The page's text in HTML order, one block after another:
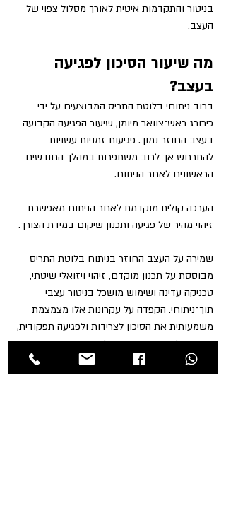
בניטור והתקדמות איטית לאורך מסלול צפוי של
העצב.
מה שיעור הסיכון לפגיעה
בעצב?
ברוב ניתוחי בלוטת התריס המבוצעים על ידי
כירורג ראש־צוואר מיומן, שיעור הפגיעה הקבועה
בעצב החוזר נמוך. פגיעות זמניות עשויות
להתרחש אך לרוב משתפרות במהלך החודשים
הראשונים לאחר הניתוח.
הערכה קולית מוקדמת לאחר הניתוח מאפשרת
זיהוי מהיר של פגיעה ותכנון שיקום במידת הצורך.
שמירה על העצב החוזר בניתוח בלוטת התריס
מבוססת על תכנון מוקדם, זיהוי ויזואלי שיטתי,
טכניקה עדינה ושימוש מושכל בניטור עצבי
תוך־ניתוחי. הקפדה על עקרונות אלו מצמצמת
משמעותית את הסיכון לצרידות ולפגיעה תפקודית,
ותורמת לבטיחות הניתוח ולשימור איכות החיים
של המטופלים.